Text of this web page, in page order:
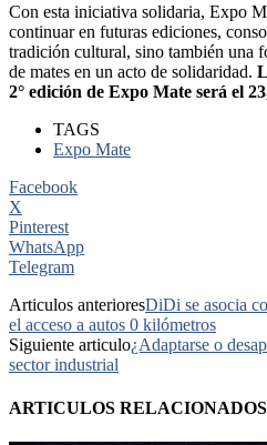
Con esta iniciativa solidaria, Expo
continuar en futuras ediciones,
tradición cultural, sino también una
de mates en un acto de solidaridad.
2° edición de Expo Mate será el
TAGS
Expo Mate
Facebook
X
Pinterest
WhatsApp
Telegram
Articulos anterioresDiDi se asocia
el acceso a autos 0 kilómetros
Siguiente articulo¿Adaptarse o
sector industrial
ARTICULOS RELACIONADOS